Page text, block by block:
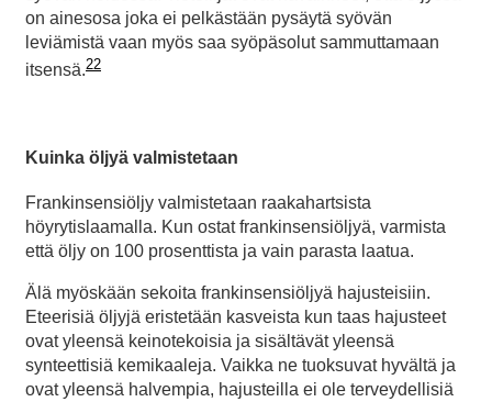
on ainesosa joka ei pelkästään pysäytä syövän
leviämistä vaan myös saa syöpäsolut sammuttamaan
itsensä.22
Kuinka öljyä valmistetaan
Frankinsensiöljy valmistetaan raakahartsista
höyrytislaamalla. Kun ostat frankinsensiöljyä, varmista
että öljy on 100 prosenttista ja vain parasta laatua.
Älä myöskään sekoita frankinsensiöljyä hajusteisiin.
Eteerisiä öljyjä eristetään kasveista kun taas hajusteet
ovat yleensä keinotekoisia ja sisältävät yleensä
synteettisiä kemikaaleja. Vaikka ne tuoksuvat hyvältä ja
ovat yleensä halvempia, hajusteilla ei ole terveydellisiä